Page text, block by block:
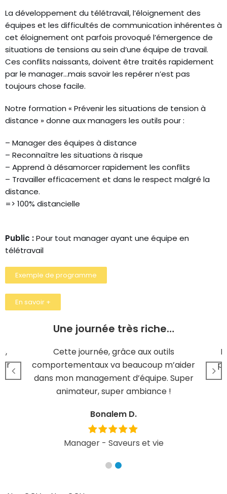
La développement du télétravail, l’éloignement des
équipes et les difficultés de communication inhérentes à
cet éloignement ont parfois provoqué l’émergence de
situations de tensions au sein d’une équipe de travail.
Ces conflits naissants, doivent être traités rapidement
par le manager…mais savoir les repérer n’est pas
toujours chose facile.
Notre formation « Prévenir les situations de tension à
distance » donne aux managers les outils pour :
– Manager des équipes à distance
– Reconnaître les situations à risque
– Apprend à désamorcer rapidement les conflits
– Travailler efficacement et dans le respect malgré la
distance.
=> 100% distancielle
Public :Pour tout manager ayant une équipe en
télétravail
Exemple de programme
En savoir +
Une journée très riche…
Cette journée, grâce aux outils
comportementaux va beaucoup m’aider
dans mon management d’équipe. Super
animateur, super ambiance !
Bonalem D.
Manager - Saveurs et vie